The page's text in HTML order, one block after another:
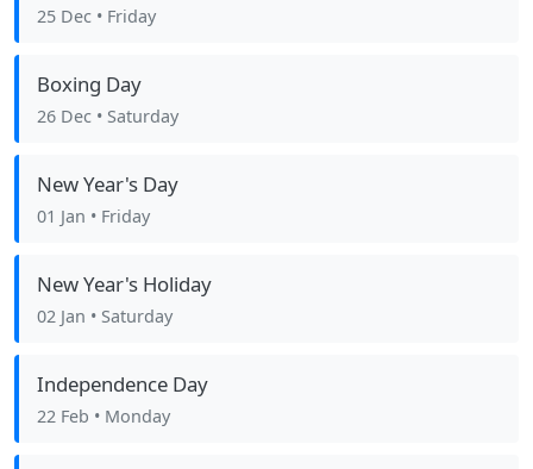
25 Dec • Friday
Boxing Day
26 Dec • Saturday
New Year's Day
01 Jan • Friday
New Year's Holiday
02 Jan • Saturday
Independence Day
22 Feb • Monday